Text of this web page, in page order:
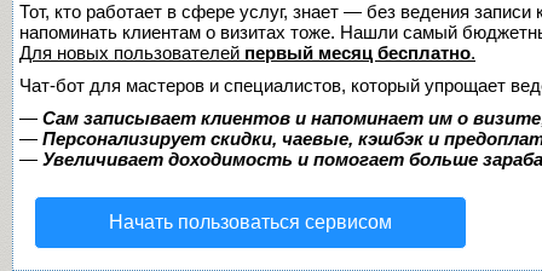
Тот, кто работает в сфере услуг, знает — без ведения
напоминать клиентам о визитах тоже. Нашли самый
Для новых пользователей первый месяц бесплатно.
Чат-бот для мастеров и специалистов, который упрощает
— Сам записывает клиентов и напоминает им о
— Персонализирует скидки, чаевые, кэшбэк и
— Увеличивает доходимость и помогает больше
Начать пользоваться сервисом